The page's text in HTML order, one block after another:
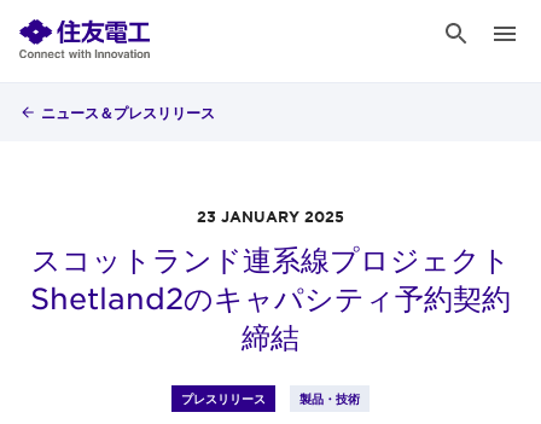
ニュース＆プレスリリース
23 JANUARY 2025
スコットランド連系線プロジェクト
Shetland2のキャパシティ予約契約
締結
プレスリリース 製品・技術